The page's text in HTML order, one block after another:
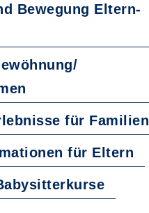
Bewegung Eltern-
für Familien
für Eltern